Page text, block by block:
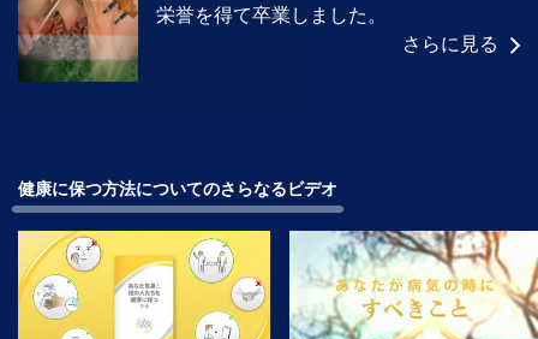
栄誉を得て卒業しました。
さらに見る
健康に保つ方法についてのさらなるビデオ